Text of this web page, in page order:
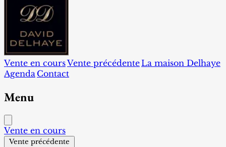
Vente en coursVente précédente La maison Delhaye
Agenda Contact
Menu
Vente en cours
Vente précédente